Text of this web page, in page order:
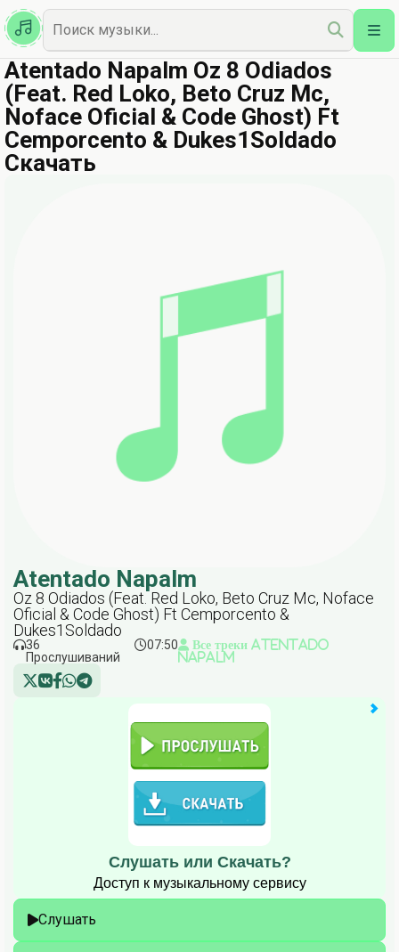
Казахская
Наш Топ
Atentado Napalm Oz 8 Odiados
(Feat. Red Loko, Beto Cruz Mc,
Noface Oficial & Code Ghost) Ft
Cemporcento & Dukes1Soldado
Скачать
Atentado Napalm
Oz 8 Odiados (Feat. Red Loko, Beto Cruz Mc, Noface
Oficial & Code Ghost) Ft Cemporcento &
Dukes1Soldado
36
Прослушиваний
07:50
Все треки Atentado
Napalm
Слушать или Скачать?
Доступ к музыкальному сервису
Слушать